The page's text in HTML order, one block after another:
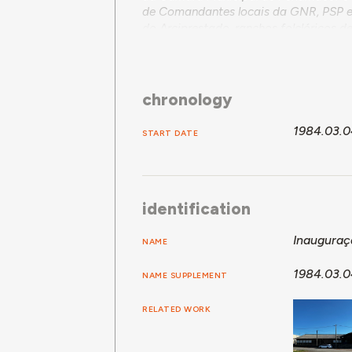
de Comandantes locais da GNR, PSP
Juvenil da Casa do Povo, e
chronology
START DATE
identification
NAME
NAME SUPPLEMENT
RELATED WORK